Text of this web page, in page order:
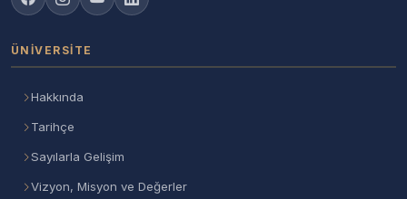
ÜNIVERSITE
Hakkında
Tarihçe
Sayılarla Gelişim
Vizyon, Misyon ve Değerler